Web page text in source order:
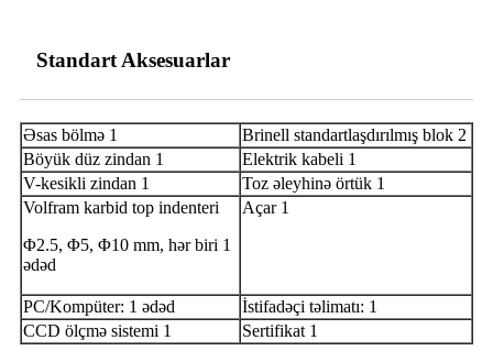
Standart Aksesuarlar
Əsas bölmə 1
Brinell standartlaşdırılmış blok 2
Böyük düz zindan 1
Elektrik kabeli 1
V-kesikli zindan 1
Toz əleyhinə örtük 1
Volfram karbid top indenteri
Φ2.5, Φ5, Φ10 mm, hər biri 1
ədəd
Açar 1
PC/Kompüter: 1 ədəd
İstifadəçi təlimatı: 1
CCD ölçmə sistemi 1
Sertifikat 1